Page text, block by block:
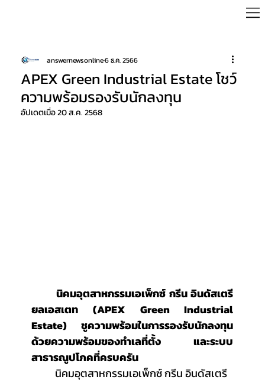
APEX Green Industrial Estate โชว์
ความพร้อมรองรับนักลงทุน
answernewsonline6 ธ.ค. 2566
อัปเดตเมื่อ20 ส.ค. 2568
	นิคมอุตสาหกรรมเอเพ็กซ์ กรีน อินดัสเตรี
ยลเอสเตท (APEX Green Industrial
Estate) ชูความพร้อมในการรองรับนักลงทุน
ด้วยความพร้อมของทำเลที่ตั้ง และระบบ
สาธารณูปโภคที่ครบครัน